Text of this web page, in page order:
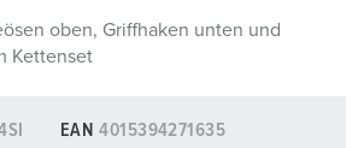
oben, Griffhaken unten und
Kettenset
EAN 4015394271635